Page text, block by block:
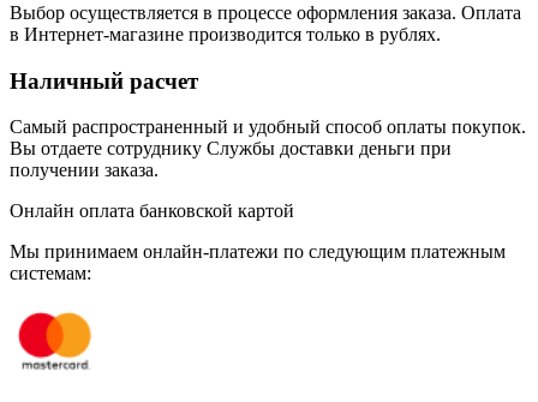
Выбор осуществляется в процессе оформления заказа. Оплата
в Интернет-магазине производится только в рублях.
Наличный расчет
Самый распространенный и удобный способ оплаты покупок.
Вы отдаете сотруднику Службы доставки деньги при
получении заказа.
Онлайн оплата банковской картой
Мы принимаем онлайн-платежи по cледующим платежным
системам: